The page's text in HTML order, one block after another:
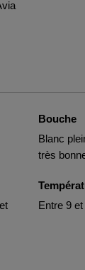
Bouche
Blanc
très
Entre 9 et